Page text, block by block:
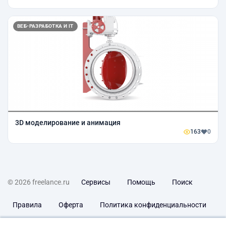
ВЕБ-РАЗРАБОТКА И IT
3D моделирование и анимация
163 0
© 2026 freelance.ru Сервисы Помощь Поиск
Правила Оферта Политика конфиденциальности